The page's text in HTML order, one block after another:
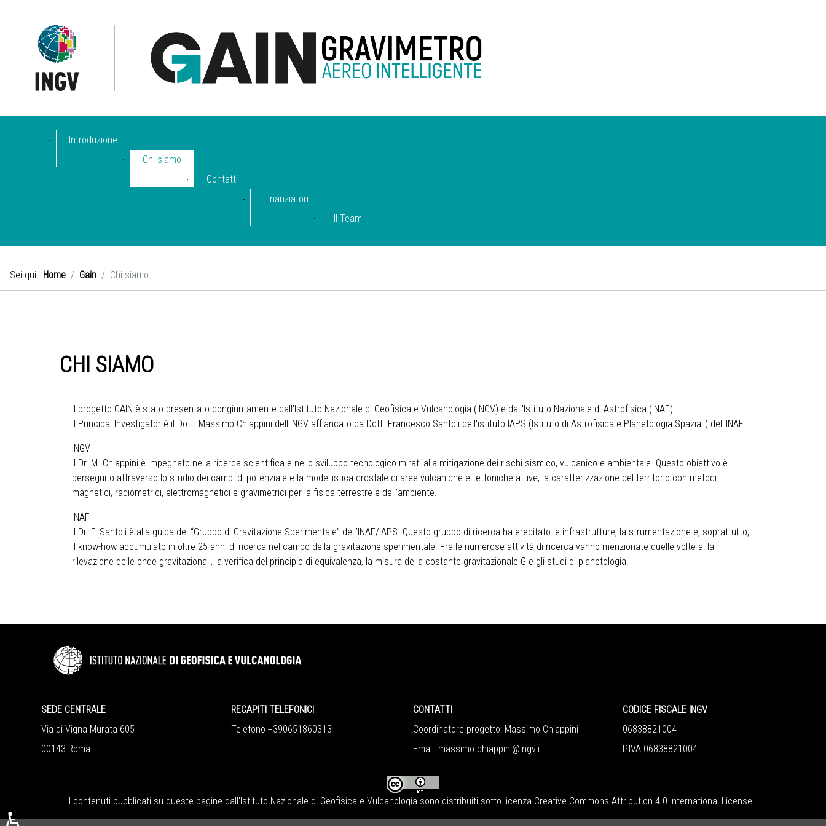
Introduzione
Chi siamo
Contatti
Finanziatori
Il Team
Sei qui: Home Gain Chi siamo
CHI SIAMO
Il progetto GAIN è stato presentato congiuntamente dall'Istituto Nazionale di Geofisica e Vulcanologia (INGV) e dall'Istituto Nazionale di Astrofisica (INAF).
Il Principal Investigator è il Dott. Massimo Chiappini dell'INGV affiancato da Dott. Francesco Santoli dell'istituto IAPS (Istituto di Astrofisica e Planetologia Spaziali) dell'INAF.
INGV
Il Dr. M. Chiappini è impegnato nella ricerca scientifica e nello sviluppo tecnologico mirati alla mitigazione dei rischi sismico, vulcanico e ambientale. Questo obiettivo è
perseguito attraverso lo studio dei campi di potenziale e la modellistica crostale di aree vulcaniche e tettoniche attive, la caratterizzazione del territorio con metodi
magnetici, radiometrici, elettromagnetici e gravimetrici per la fisica terrestre e dell’ambiente.
INAF
Il Dr. F. Santoli è alla guida del “Gruppo di Gravitazione Sperimentale” dell’INAF/IAPS. Questo gruppo di ricerca ha ereditato le infrastrutture, la strumentazione e, soprattutto,
il know-how accumulato in oltre 25 anni di ricerca nel campo della gravitazione sperimentale. Fra le numerose attività di ricerca vanno menzionate quelle volte a: la
rilevazione delle onde gravitazionali, la verifica del principio di equivalenza, la misura della costante gravitazionale G e gli studi di planetologia.
SEDE CENTRALE
Via di Vigna Murata 605
00143 Roma
RECAPITI TELEFONICI
Telefono +390651860313
CONTATTI
Coordinatore progetto: Massimo Chiappini
Email: massimo.chiappini@ingv.it
CODICE FISCALE INGV
06838821004
P.IVA 06838821004
I contenuti pubblicati su queste pagine dall'Istituto Nazionale di Geofisica e Vulcanologia sono distribuiti sotto licenza Creative Commons Attribution 4.0 International License.